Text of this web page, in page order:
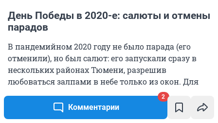
Комментарии
2
День Победы в 2020-е: салюты и отмены
парадов
В пандемийном 2020 году не было парада (его
отменили), но был салют: его запускали сразу в
нескольких районах Тюмени, разрешив
любоваться залпами в небе только из окон. Для
ветеранов организовали выездные концерты во
дворах. Жители многоэтажек пели песни на
балконах и выходили с портретами своих героев